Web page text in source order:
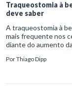
Traqueostomia à
deve saber
A traqueostomia à
mais frequente nos
diante do aumento
PorThiago Dipp